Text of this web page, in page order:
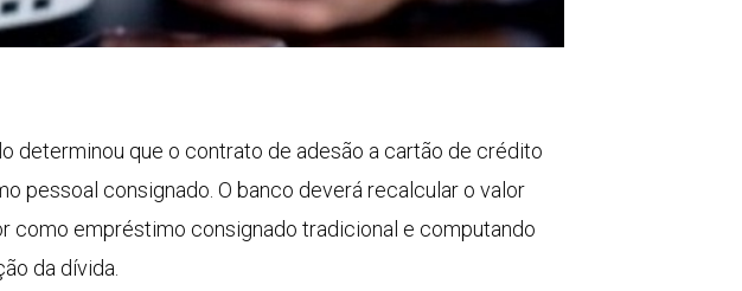
determinou que o contrato de adesão a cartão de crédito
pessoal consignado. O banco deverá recalcular o valor
como empréstimo consignado tradicional e computando
da dívida.